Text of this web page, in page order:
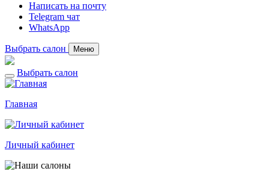
Написать на почту
Telegram чат
WhatsApp
Выбрать салон Меню
Выбрать салон
Главная
Личный кабинет